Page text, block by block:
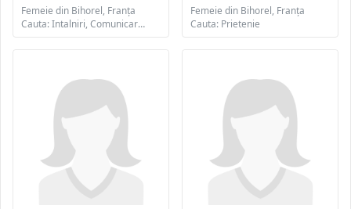
Femeie din Bihorel, Franța
Cauta: Intalniri, Comunicare / chat, Prietenie, Casatorie
Femeie din Bihorel, Franța
Cauta: Prietenie